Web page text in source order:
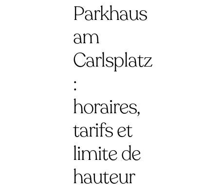
Parkhaus
am
Carlsplatz
:
horaires,
tarifs et
limite de
hauteur